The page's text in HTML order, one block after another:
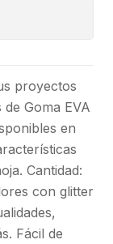
proyectos
Goma EVA
en
Cantidad:
con glitter
Fácil de